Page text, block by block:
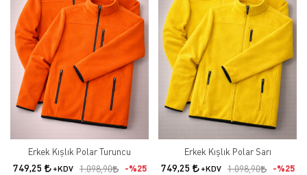
Erkek Kışlık Polar Turuncu
749,25 +KDV 1.098,90 %25
Erkek Kışlık Polar Sarı
749,25 +KDV 1.098,90 %25